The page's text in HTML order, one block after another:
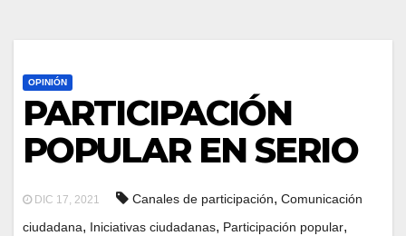
OPINIÓN
PARTICIPACIÓN
POPULAR EN SERIO
DIC 17, 2021 Canales de participación, Comunicación
ciudadana, Iniciativas ciudadanas, Participación popular,